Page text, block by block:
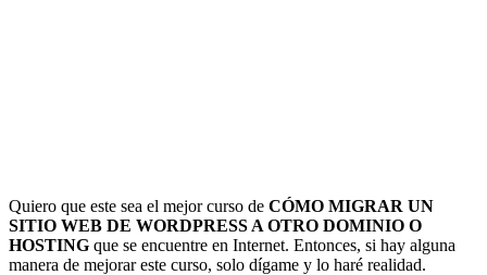
Quiero que este sea el mejor curso de CÓMO MIGRAR UN
SITIO WEB DE WORDPRESS A OTRO DOMINIO O
HOSTING que se encuentre en Internet. Entonces, si hay alguna
manera de mejorar este curso, solo dígame y lo haré realidad.